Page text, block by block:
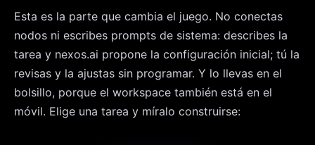
Esta es la parte que cambia el juego. No conectas
nodos ni escribes prompts de sistema: describes la
tarea y nexos.ai propone la configuración inicial; tú la
revisas y la ajustas sin programar. Y lo llevas en el
bolsillo, porque el workspace también está en el
móvil. Elige una tarea y míralo construirse: